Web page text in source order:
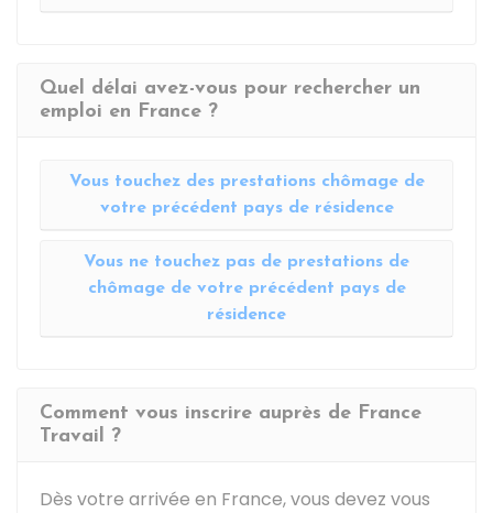
Quel délai avez-vous pour rechercher un
emploi en France ?
Vous touchez des prestations chômage de
votre précédent pays de résidence
Vous ne touchez pas de prestations de
chômage de votre précédent pays de
résidence
Comment vous inscrire auprès de France
Travail ?
Dès votre arrivée en France, vous devez vous